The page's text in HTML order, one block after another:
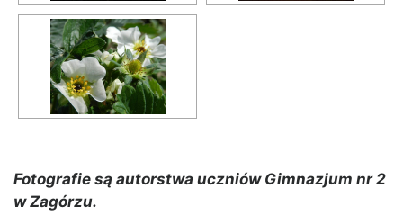
Fotografie są autorstwa uczniów Gimnazjum nr 2
w Zagórzu.